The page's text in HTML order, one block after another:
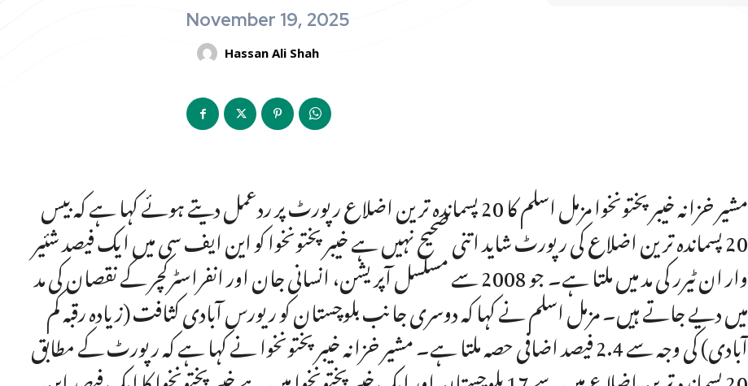
November 19, 2025
Hassan Ali Shah
مشیر خزانہ خیبرپختونخوا مزمل اسلم کا 20 پسماندہ ترین اضلاع رپورٹ پر ردعمل دیتے ہوئے کہا ہے کہ بیس
20 پسماندہ ترین اضلاع کی رپورٹ شاید اتنی صحیح نہیں ہے خیبرپختونخوا کو این ایف سی میں ایک فیصد شئیر
وار ان ٹیرر کی مد میں ملتا ہے۔ جو 2008 سے مسلسل آپریشن، انسانی جان اور انفراسٹرکچر کے نقصان کی مد
میں دیے جاتے ہیں۔ مزمل اسلم نے کہا کہ دوسری جانب بلوچستان کو ریورس آبادی کثافت (زیادہ رقبہ کم
آبادی) کی وجہ سے 2.4 فیصد اضافی حصہ ملتا ہے۔ مشیر خزانہ خیبرپختونخوا نے کہا ہے کہ رپورٹ کے مطابق